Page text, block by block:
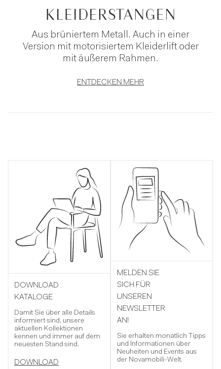
KLEIDERSTANGEN
Aus brüniertem Metall. Auch in einer
Version mit motorisiertem Kleiderlift oder
mit äußerem Rahmen.
ENTDECKEN MEHR
DOWNLOAD
KATALOGE
Damit Sie über alle Details
informiert sind, unsere
aktuellen Kollektionen
kennen und immer auf dem
neuesten Stand sind.
DOWNLOAD
MELDEN SIE
SICH FÜR
UNSEREN
NEWSLETTER
AN!
Sie erhalten monatlich Tipps
und Informationen über
Neuheiten und Events aus
der Novamobili-Welt.